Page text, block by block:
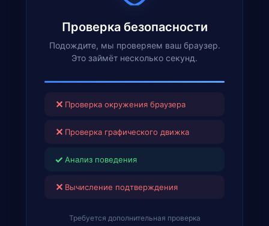
Проверка безопасности
Подождите, мы проверяем ваш браузер.
Это займёт несколько секунд.
✕ Проверка окружения браузера
✕ Проверка графического движка
✓ Анализ поведения
✕ Вычисление подтверждения
Требуется дополнительная проверка